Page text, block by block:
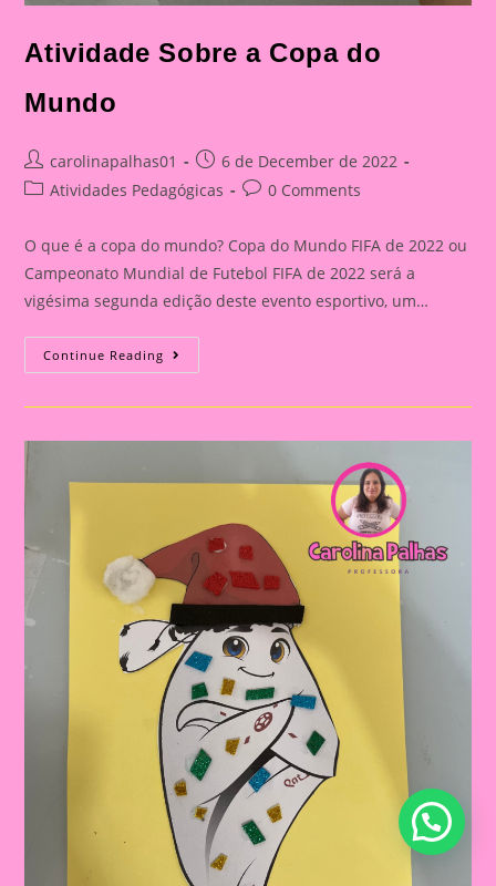
Atividade Sobre a Copa do
Mundo
Post
author:
carolinapalhas01
Post
published:
6 de December de 2022
PostAtividades Pedagógicas
Post0 Comments
O que é a copa do mundo? Copa do Mundo FIFA de 2022 ou
Campeonato Mundial de Futebol FIFA de 2022 será a
vigésima segunda edição deste evento esportivo, um…
Continue Reading Atividade
Sobre
Copa